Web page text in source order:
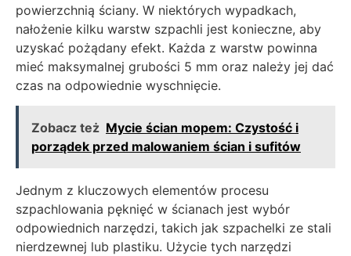
powierzchnią ściany. W niektórych wypadkach,
nałożenie kilku warstw szpachli jest konieczne, aby
uzyskać pożądany efekt. Każda z warstw powinna
mieć maksymalnej grubości 5 mm oraz należy jej dać
czas na odpowiednie wyschnięcie.
Zobacz też Mycie ścian mopem: Czystość i
porządek przed malowaniem ścian i sufitów
Jednym z kluczowych elementów procesu
szpachlowania pęknięć w ścianach jest wybór
odpowiednich narzędzi, takich jak szpachelki ze stali
nierdzewnej lub plastiku. Użycie tych narzędzi